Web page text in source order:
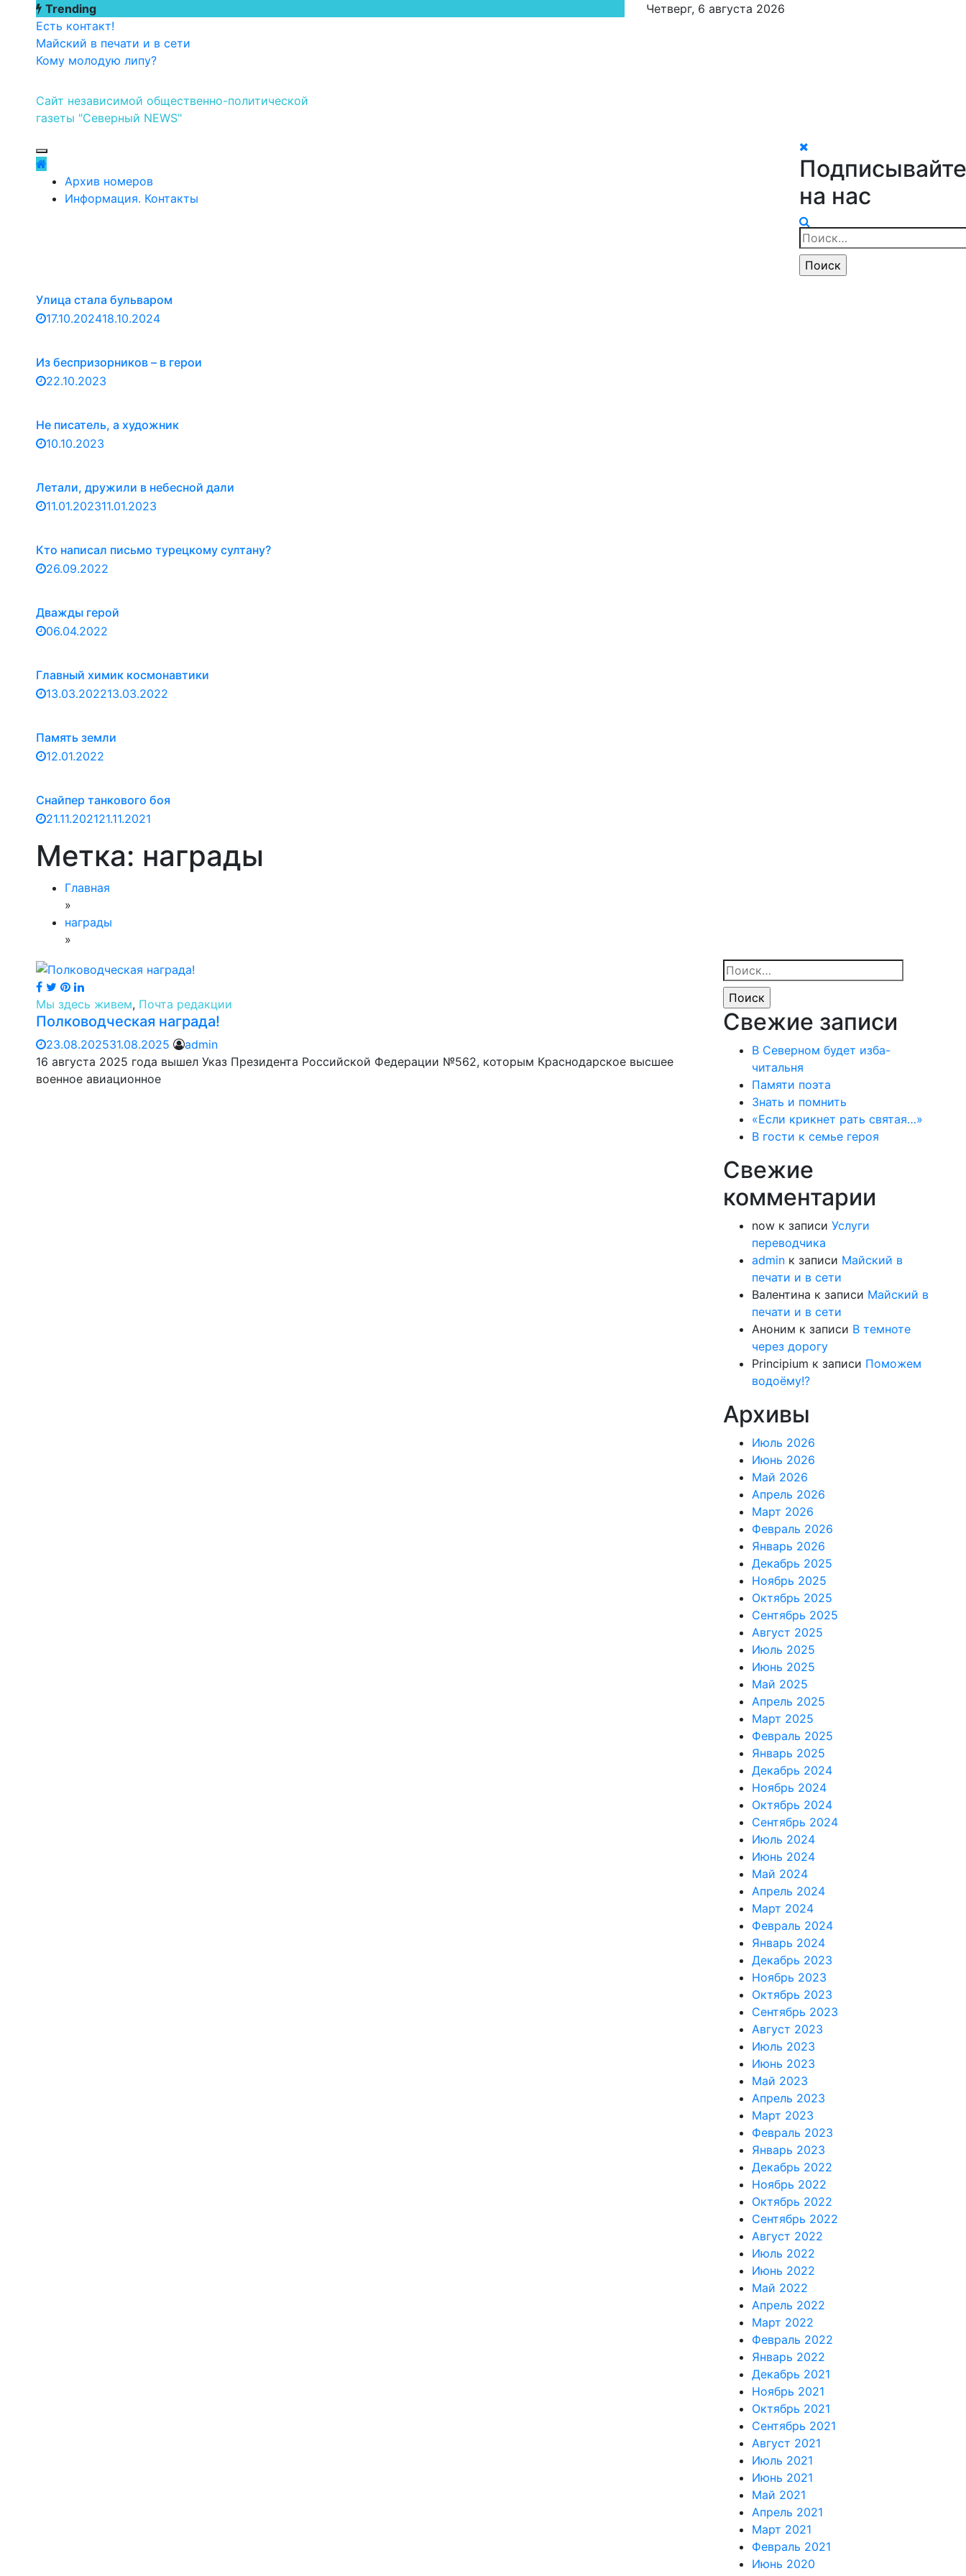
Перейти
содержимому
Trending
Есть контакт!
Майский в печати и в сети
Кому молодую липу?
Четверг, 6 августа 2026
Сайт независимой общественно-политической
газеты "Северный NEWS"
Архив номеров
Информация. Контакты
на нас
Найти:
Улица стала бульваром
17.10.202418.10.2024
Из беспризорников – в герои
22.10.2023
Не писатель, а художник
10.10.2023
Летали, дружили в небесной дали
11.01.202311.01.2023
Кто написал письмо турецкому султану?
26.09.2022
Дважды герой
06.04.2022
Главный химик космонавтики
13.03.202213.03.2022
Память земли
12.01.2022
Снайпер танкового боя
21.11.202121.11.2021
Метка: награды
Главная
»
награды
»
Мы здесь живем, Почта редакции
Полководческая награда!
23.08.202531.08.2025
admin
16 августа 2025 года вышел Указ Президента Российской Федерации №562, которым Краснодарское высшее
военное авиационное
Найти:
Свежие записи
В Северном будет изба-
читальня
Памяти поэта
Знать и помнить
«Если крикнет рать святая…»
В гости к семье героя
Свежие
комментарии
nowк записи Услуги
переводчика
adminк записи Майский в
печати и в сети
Валентина к записи Майский в
печати и в сети
Аноним к записи В темноте
через дорогу
Principium к записи Поможем
водоёму!?
Архивы
Июль 2026
Июнь 2026
Май 2026
Апрель 2026
Март 2026
Февраль 2026
Январь 2026
Декабрь 2025
Ноябрь 2025
Октябрь 2025
Сентябрь 2025
Август 2025
Июль 2025
Июнь 2025
Май 2025
Апрель 2025
Март 2025
Февраль 2025
Январь 2025
Декабрь 2024
Ноябрь 2024
Октябрь 2024
Сентябрь 2024
Июль 2024
Июнь 2024
Май 2024
Апрель 2024
Март 2024
Февраль 2024
Январь 2024
Декабрь 2023
Ноябрь 2023
Октябрь 2023
Сентябрь 2023
Август 2023
Июль 2023
Июнь 2023
Май 2023
Апрель 2023
Март 2023
Февраль 2023
Январь 2023
Декабрь 2022
Ноябрь 2022
Октябрь 2022
Сентябрь 2022
Август 2022
Июль 2022
Июнь 2022
Май 2022
Апрель 2022
Март 2022
Февраль 2022
Январь 2022
Декабрь 2021
Ноябрь 2021
Октябрь 2021
Сентябрь 2021
Август 2021
Июль 2021
Июнь 2021
Май 2021
Апрель 2021
Март 2021
Февраль 2021
Июнь 2020